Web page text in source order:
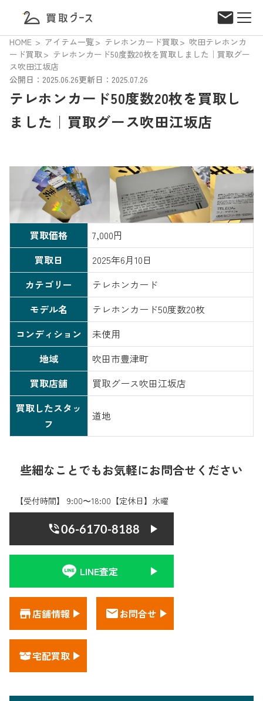
HOME アイテム一覧 テレホンカード買取
吹田テレホンカ
ード買取
テレホンカード50度数20枚を買取しました｜買取グー
ス吹田江坂店
公開日：2025.06.26更新日：2025.07.26
テレホンカード50度数20枚を買取し
ました｜買取グース吹田江坂店
買取価格
7,000円
買取日
2025年6月10日
カテゴリー
テレホンカード
モデル名
テレホンカード50度数20枚
コンディション
未使用
地域
吹田市豊津町
買取店舗
買取グース吹田江坂店
買取したスタッ
フ
道地
些細なことでもお気軽にお問合せください
【受付時間】 9:00〜18:00【定休日】水曜
06-6170-8188
LINE査定
店舗情報 お問合せ
宅配買取